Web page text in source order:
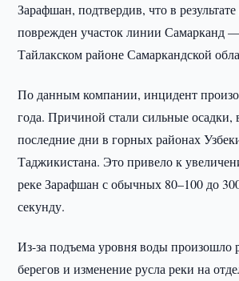
Зарафшан, подтвердив, что в
поврежден участок линии Самарканд
Тайлакском районе Самаркандской
По данным компании, инцидент
года. Причиной стали сильные
последние дни в горных районах
Таджикистана. Это привело к
реке Зарафшан с обычных 80–100 до
секунду.
Из-за подъема уровня воды произошло
берегов и изменение русла реки на